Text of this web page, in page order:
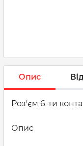
Опис
Роз'єм 6-ти
Опис